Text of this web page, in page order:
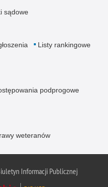
sądowe
Listy rankingowe
podprogowe
weteranów
Informacji Publicznej